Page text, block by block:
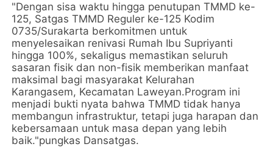
"Dengan sisa waktu hingga penutupan TMMD ke-
125, Satgas TMMD Reguler ke-125 Kodim
0735/Surakarta berkomitmen untuk
menyelesaikan renivasi Rumah Ibu Supriyanti
hingga 100%, sekaligus memastikan seluruh
sasaran fisik dan non-fisik memberikan manfaat
maksimal bagi masyarakat Kelurahan
Karangasem, Kecamatan Laweyan.Program ini
menjadi bukti nyata bahwa TMMD tidak hanya
membangun infrastruktur, tetapi juga harapan dan
kebersamaan untuk masa depan yang lebih
baik."pungkas Dansatgas.